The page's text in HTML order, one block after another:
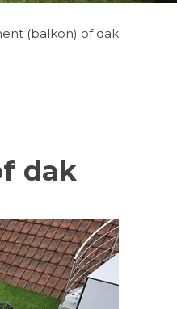
(balkon) of dak
dak